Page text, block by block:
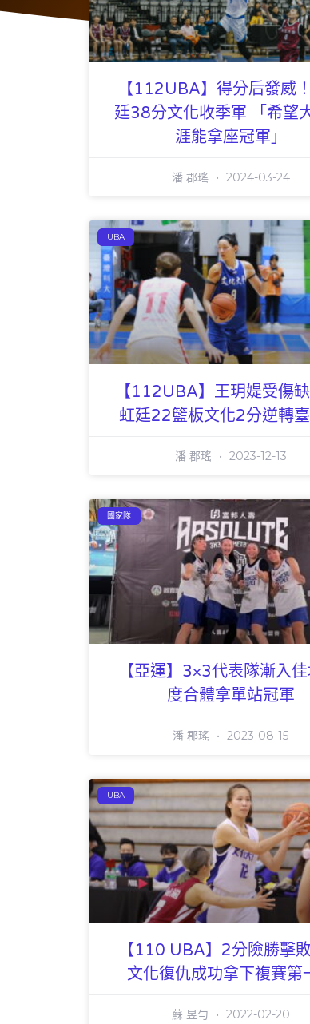
【112UBA】得分后發威
廷38分文化收季軍 「希望
涯能拿座冠軍」
潘 郡瑤 2024-03-24
UBA
【112UBA】王玥媞受傷
虹廷22籃板文化2分逆轉
潘 郡瑤 2023-12-13
國家隊
【亞運】3×3代表隊漸入
度合體拿單站冠軍
潘 郡瑤 2023-08-15
UBA
【110 UBA】2分險勝擊
文化復仇成功拿下複賽第
蘇 昱勻 2022-02-20